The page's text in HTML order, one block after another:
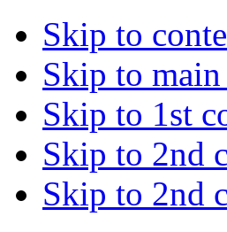
Skip to
Skip to
Skip to 1st
Skip to 2nd
Skip to 2nd